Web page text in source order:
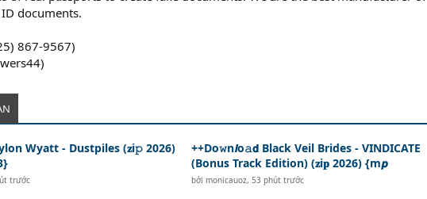
documents.
867-9567)
Wyatt - Dustpiles (𝐳i𝚙 2026)
trước
++Do𝚠n𝙡o𝚊𝗱 Black Veil Brides - VINDICATE
(Bonus Track Edition) (𝐳i𝐩 2026) {m𝙥
bởi monicauoz, 53 phút trước